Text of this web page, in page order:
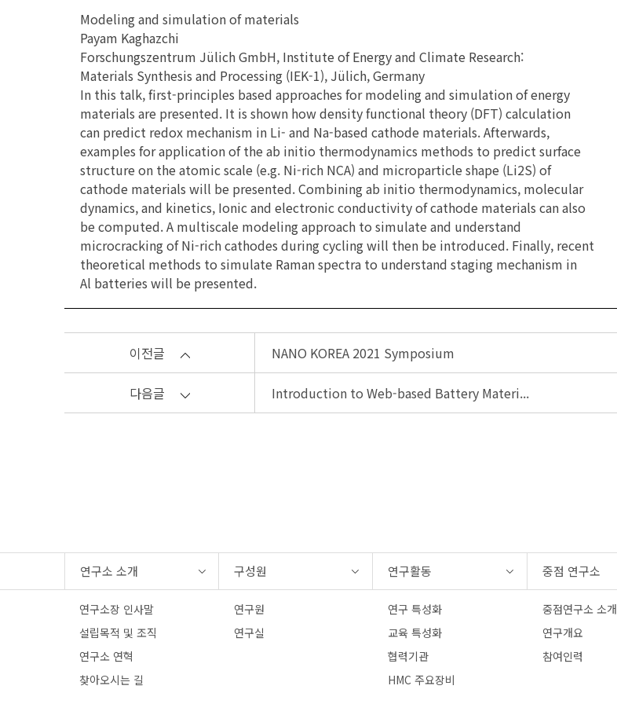
Modeling and simulation of materials
Payam Kaghazchi
Forschungszentrum Jülich GmbH, Institute of Energy and Climate Research:
Materials Synthesis and Processing (IEK-1), Jülich, Germany
In this talk, first-principles based approaches for modeling and simulation of energy
materials are presented. It is shown how density functional theory (DFT) calculation
can predict redox mechanism in Li- and Na-based cathode materials. Afterwards,
examples for application of the ab initio thermodynamics methods to predict surface
structure on the atomic scale (e.g. Ni-rich NCA) and microparticle shape (Li2S) of
cathode materials will be presented. Combining ab initio thermodynamics, molecular
dynamics, and kinetics, Ionic and electronic conductivity of cathode materials can also
be computed. A multiscale modeling approach to simulate and understand
microcracking of Ni-rich cathodes during cycling will then be introduced. Finally, recent
theoretical methods to simulate Raman spectra to understand staging mechanism in
Al batteries will be presented.
이전글 NANO KOREA 2021 Symposium
다음글 Introduction to Web-based Battery Materi...
연구소 소개
연구소장 인사말
설립목적 및 조직
연구소 연혁
찾아오시는 길
구성원
연구원
연구실
연구활동
연구 특성화
교육 특성화
협력기관
HMC 주요장비
중점 연구소
중점연구소 소개
연구개요
참여인력